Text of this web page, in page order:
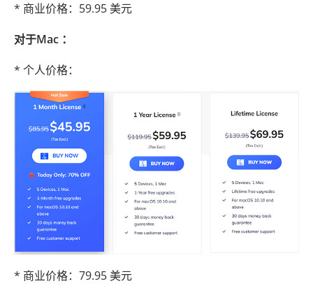
* 商业价格：59.95 美元
对于Mac ：
* 个人价格：
* 商业价格：79.95 美元